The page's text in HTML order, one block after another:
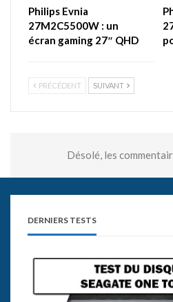
Philips Evnia
27M2C5500W : un
écran gaming 27″ QHD
PRÉCÉDENT SUIVANT
Désolé, les
DERNIERS TESTS